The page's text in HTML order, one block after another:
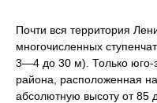
Почти вся территория
многочисленных
3—4 до 30 м). Только юго-
района, расположенная
абсолютную высоту от 85